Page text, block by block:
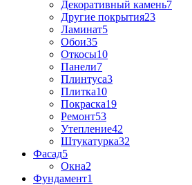
Декоративный камень7
Другие покрытия23
Ламинат5
Обои35
Откосы10
Панели7
Плинтуса3
Плитка10
Покраска19
Ремонт53
Утепление42
Штукатурка32
Фасад5
Окна2
Фундамент1